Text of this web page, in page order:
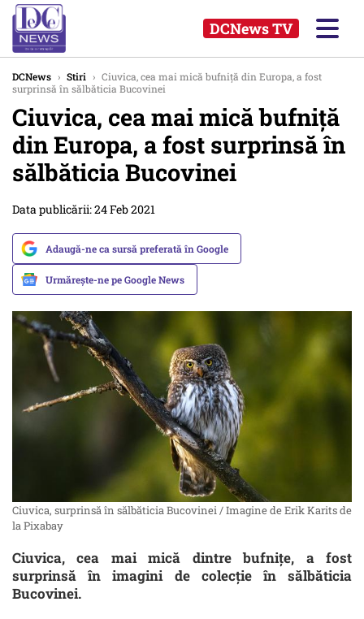
DCNews TV
DCNews › Stiri › Ciuvica, cea mai mică bufniță din Europa, a fost
surprinsă în sălbăticia Bucovinei
Ciuvica, cea mai mică bufniță
din Europa, a fost surprinsă în
sălbăticia Bucovinei
Data publicării: 24 Feb 2021
Adaugă-ne ca sursă preferată în Google
Urmărește-ne pe Google News
Ciuvica, surprinsă în sălbăticia Bucovinei / Imagine de Erik Karits de
la Pixabay
Ciuvica, cea mai mică dintre bufnițe, a fost
surprinsă în imagini de colecție în sălbăticia
Bucovinei.